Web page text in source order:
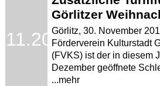
Görlitzer
Görlitz, 30. November
Förderverein Kulturstadt
(FVKS) ist der in diesem
Dezember geöffnete
...mehr